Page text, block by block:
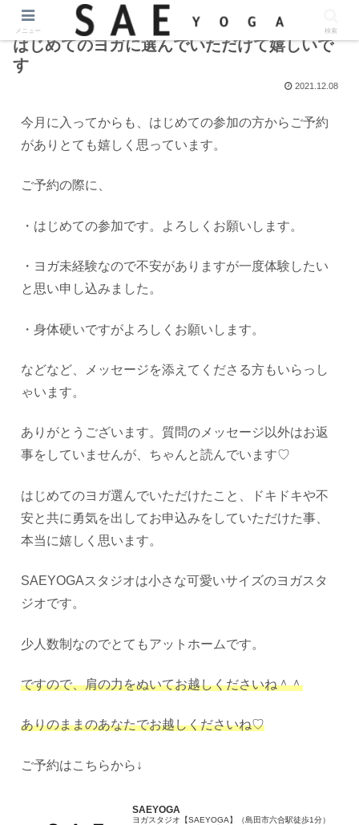
はじめてのヨガに選んでいただけて嬉しいで
す
2021.12.08
今月に入ってからも、はじめての参加の方からご予約
がありとても嬉しく思っています。
ご予約の際に、
・はじめての参加です。よろしくお願いします。
・ヨガ未経験なので不安がありますが一度体験したい
と思い申し込みました。
・身体硬いですがよろしくお願いします。
などなど、メッセージを添えてくださる方もいらっし
ゃいます。
ありがとうございます。質問のメッセージ以外はお返
事をしていませんが、ちゃんと読んでいます♡
はじめてのヨガ選んでいただけたこと、ドキドキや不
安と共に勇気を出してお申込みをしていただけた事、
本当に嬉しく思います。
SAEYOGAスタジオは小さな可愛いサイズのヨガスタ
ジオです。
少人数制なのでとてもアットホームです。
ですので、肩の力をぬいてお越しくださいね＾＾
ありのままのあなたでお越しくださいね♡
ご予約はこちらから↓
SAEYOGA
ヨガスタジオ【SAEYOGA】（島田市六合駅徒歩1分）
メニュー 検索